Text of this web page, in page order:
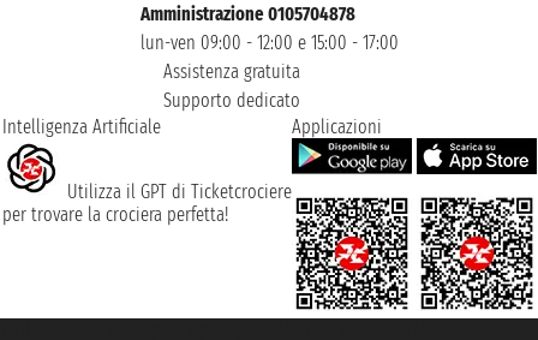
Amministrazione 0105704878
lun-ven 09:00 - 12:00 e 15:00 - 17:00
Assistenza gratuita
Supporto dedicato
Intelligenza Artificiale
Utilizza il GPT di Ticketcrociere
per trovare la crociera perfetta!
Applicazioni